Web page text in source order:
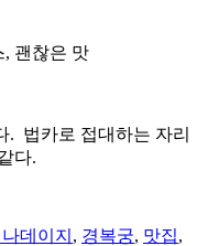
괜찮은 맛
. 법카로 접대하는 자리
다.
데이지 , 경복궁, 맛집,